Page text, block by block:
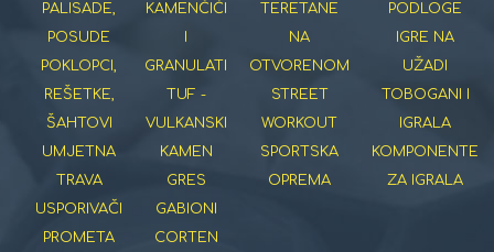
PALISADE,
POSUDE
POKLOPCI,
REŠETKE,
ŠAHTOVI
UMJETNA
TRAVA
USPORIVAČI
PROMETA
KAMENČIĆI
I
GRANULATI
TUF -
VULKANSKI
KAMEN
GRES
GABIONI
CORTEN
TERETANE
NA
OTVORENOM
STREET
WORKOUT
SPORTSKA
OPREMA
PODLOGE
IGRE NA
UŽADI
TOBOGANI I
IGRALA
KOMPONENTE
ZA IGRALA